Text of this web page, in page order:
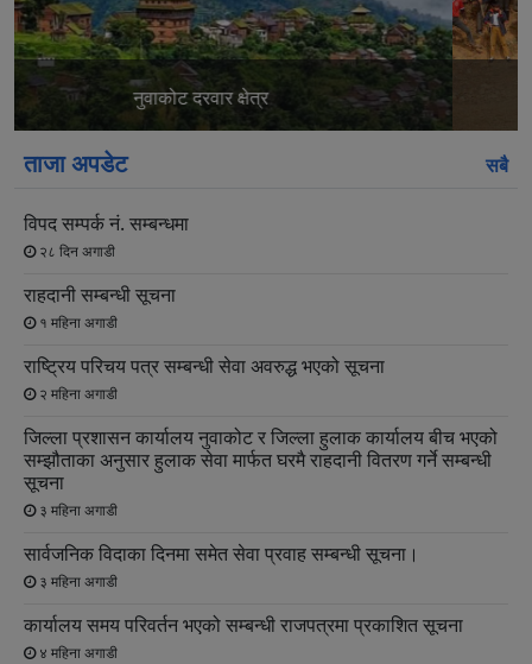
गोरु जुधाउने पर्व
स्लाइड
स्लाइड
ताजा अपडेट सबै
विपद सम्पर्क नं. सम्बन्धमा
२८ दिन अगाडी
राहदानी सम्बन्धी सूचना
१ महिना अगाडी
राष्ट्रिय परिचय पत्र सम्बन्धी सेवा अवरुद्ध भएको सूचना
२ महिना अगाडी
जिल्ला प्रशासन कार्यालय नुवाकोट र जिल्ला हुलाक कार्यालय बीच भएको
सम्झौताका अनुसार हुलाक सेवा मार्फत घरमै राहदानी वितरण गर्ने सम्बन्धी
सूचना
३ महिना अगाडी
सार्वजनिक विदाका दिनमा समेत सेवा प्रवाह सम्बन्धी सूचना।
३ महिना अगाडी
कार्यालय समय परिवर्तन भएको सम्बन्धी राजपत्रमा प्रकाशित सूचना
४ महिना अगाडी